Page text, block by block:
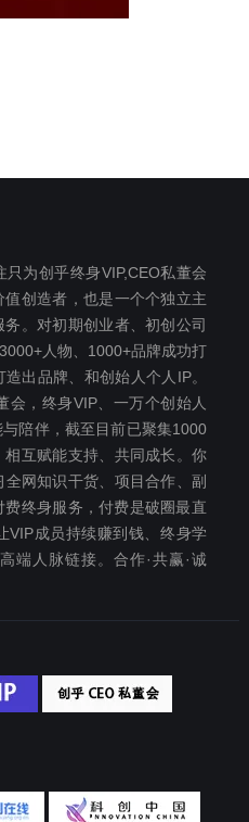
为创乎终身VIP,CEO私董会
创造者，也是一个个独立主
。对初期创业者、初创公司
人物、1000+品牌成功打
出品牌、和创始人个人IP。
会，终身VIP、一万个创始人
陪伴，截至目前已聚集1000
互赋能支持、共同成长。你
网知识干货、项目合作、副
终‬身服务，付费是破圈最‬直
VIP成员持续赚到钱、终身学
端人脉链接。合作·共赢·诚